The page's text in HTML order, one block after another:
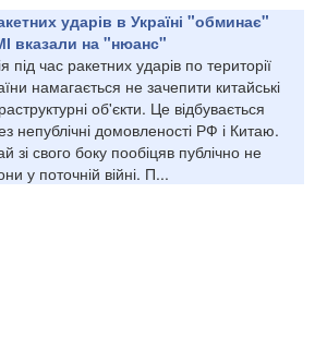
ударів в Україні "обминає"
вказали на "нюанс"
під час ракетних ударів по території
намагається не зачепити китайські
об'єкти. Це відбувається
непублічні домовленості РФ і Китаю.
зі свого боку пообіцяв публічно не
у поточній війні. П...